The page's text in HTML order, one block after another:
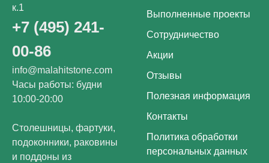
к.1
+7 (495) 241-
00-86
info@malahitstone.com
Часы работы: будни
10:00-20:00
Столешницы, фартуки,
подоконники, раковины
и поддоны из
Выполненные проекты
Сотрудничество
Акции
Отзывы
Полезная информация
Контакты
Политика обработки
персональных данных